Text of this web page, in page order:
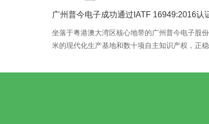
广州普今电子成功通过IATF 16949:2016认
坐落于粤港澳大湾区核心地带的广州普今电子股
米的现代化生产基地和数十项自主知识产权，正稳